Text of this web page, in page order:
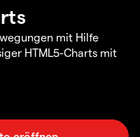
mit Hilfe
HTML5-Charts mit